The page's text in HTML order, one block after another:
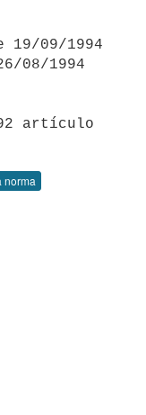
19/09/1994
08/1994
norma